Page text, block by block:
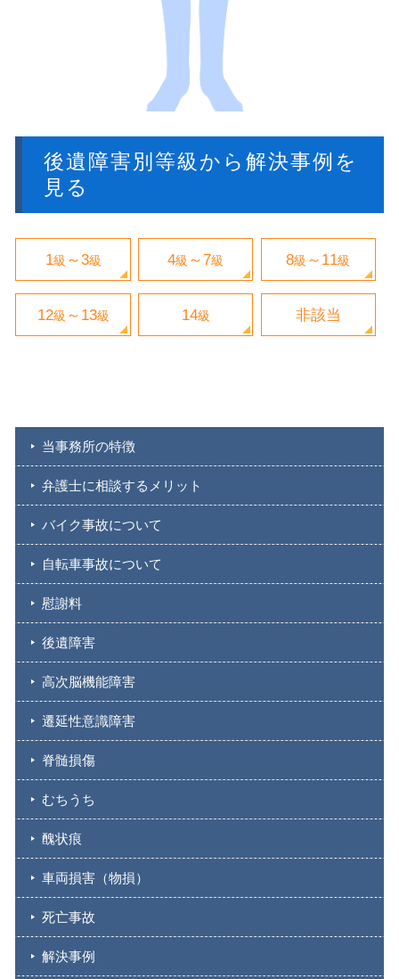
後遺障害別等級から解決事例を
見る
1級 ～3級 4級 ～7級 8級 ～11級
12級 ～13級 14級 非該当
当事務所の特徴
弁護士に相談するメリット
バイク事故について
自転車事故について
慰謝料
後遺障害
高次脳機能障害
遷延性意識障害
脊髄損傷
むちうち
醜状痕
車両損害（物損）
死亡事故
解決事例